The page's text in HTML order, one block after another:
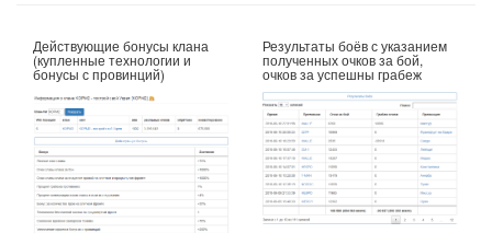
Действующие бонусы клана
(купленные технологии и
бонусы с провинций)
Результаты боёв с указанием
полученных очков за бой,
очков за успешны грабеж